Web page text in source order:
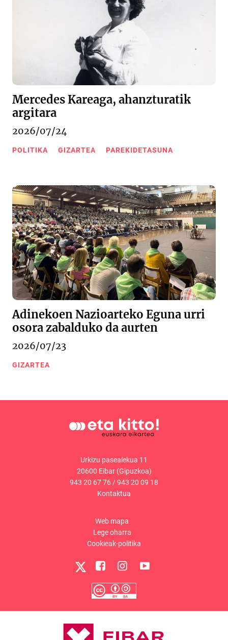
Mercedes Kareaga, ahanzturatik
argitara
2026/07/24
POLITIKA GIZARTEA PAREKIDETASUNA
Adinekoen Nazioarteko Eguna urri
osora zabalduko da aurten
2026/07/23
GIZARTEA
Urkizu pasealekua 11
20600 Eibar (Gipuzkoa)
943 20 67 76/943 20 09 18
Kontaktua
Web mapa
Lege oharra
Cookieak-politika